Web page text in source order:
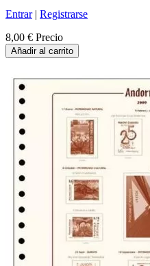
Entrar| Registrarse
8,00 € Precio
Añadir al carrito